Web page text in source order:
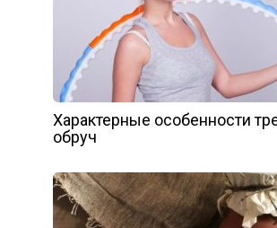
Характерные особенности
обруч